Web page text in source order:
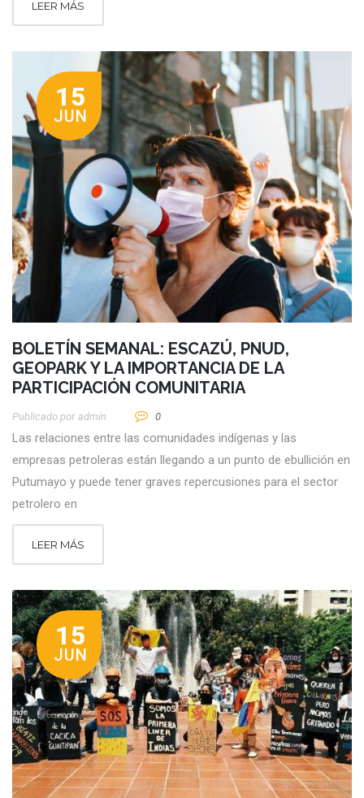
LEER MÁS
15
JUN
BOLETÍN SEMANAL: ESCAZÚ, PNUD,
GEOPARK Y LA IMPORTANCIA DE LA
PARTICIPACIÓN COMUNITARIA
Publicado por Admin 0
Las relaciones entre las comunidades indígenas y las
empresas petroleras están llegando a un punto de ebullición en
Putumayo y puede tener graves repercusiones para el sector
petrolero en
LEER MÁS
15
JUN